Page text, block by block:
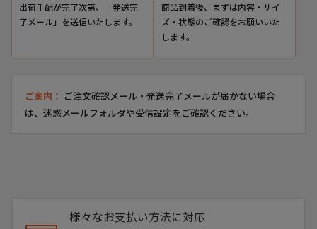
出荷手配が完了次第、「発送完
了メール」を送信いたします。
商品到着後、まずは内容・サイ
ズ・状態のご確認をお願いいた
します。
ご案内： ご注文確認メール・発送完了メールが届かない場合
は、迷惑メールフォルダや受信設定をご確認ください。
様々なお支払い方法に対応